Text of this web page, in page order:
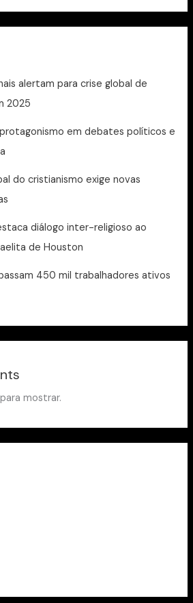
alertam para crise global de
2025
protagonismo em debates políticos e
do cristianismo exige novas
diálogo inter-religioso ao
de Houston
450 mil trabalhadores ativos
mostrar.